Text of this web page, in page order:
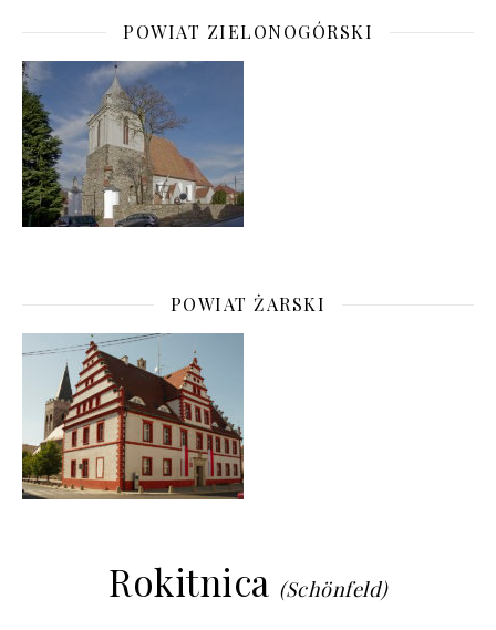
POWIAT ZIELONOGÓRSKI
POWIAT ŻARSKI
Rokitnica (Schönfeld)